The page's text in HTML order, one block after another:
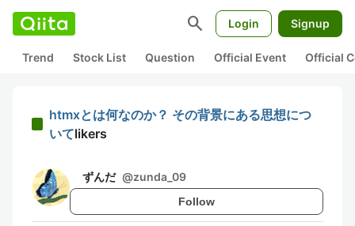
search Login Signup
Trend Stock List Question Official Event Official
htmxとは何なのか？ その背景にある思想につ
いてlikers
ずんだ @zunda_09
Follow